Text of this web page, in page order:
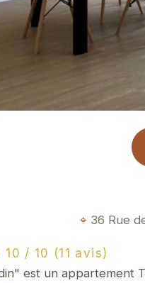
36 Rue
/ 10 (11 avis)
est un appartement